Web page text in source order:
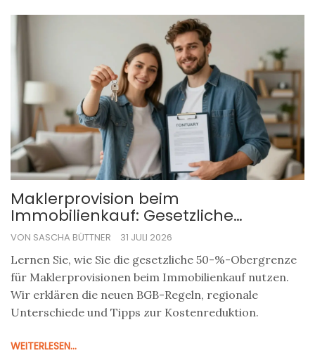
Maklerprovision beim
Immobilienkauf: Gesetzliche
Obergrenzen und 50%-Regel nutzen
VON SASCHA BÜTTNER 31 JULI 2026
Lernen Sie, wie Sie die gesetzliche 50-%-Obergrenze
für Maklerprovisionen beim Immobilienkauf nutzen.
Wir erklären die neuen BGB-Regeln, regionale
Unterschiede und Tipps zur Kostenreduktion.
WEITERLESEN...